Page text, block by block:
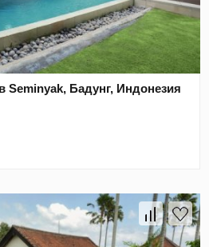
Seminyak, Бадунг, Индонезия